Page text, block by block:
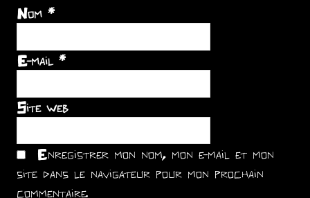
Nom *
E-mail *
Site web
Enregistrer mon nom, mon e-mail et mon
site dans le navigateur pour mon prochain
commentaire.